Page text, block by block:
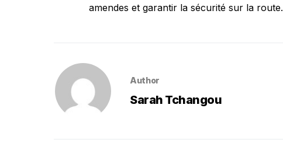
amendes et garantir la sécurité sur la route.
Author
Sarah Tchangou